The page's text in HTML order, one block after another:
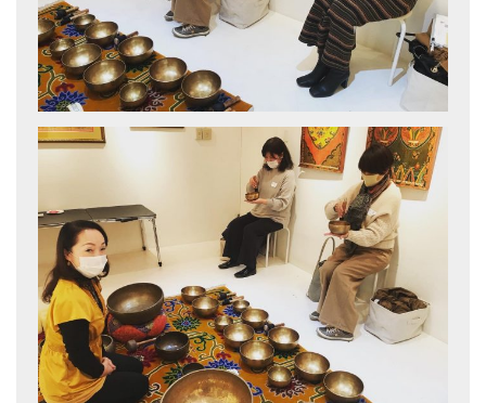
商品一覧
アマナマナのシンギングボウル
チベット・シンギングボウル
新・鍛造スペシャル
人気の3点セット
お得なアマナマナ・セット
特大シンギングボウル・特殊柄
スティック・マレット・リング（台座）